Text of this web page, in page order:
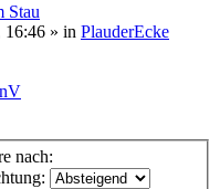
Stau
16:46 » in PlauderEcke
nach: